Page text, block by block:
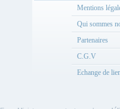
Mentions
Qui sommes
Partenaires
C.G.V
Echange de